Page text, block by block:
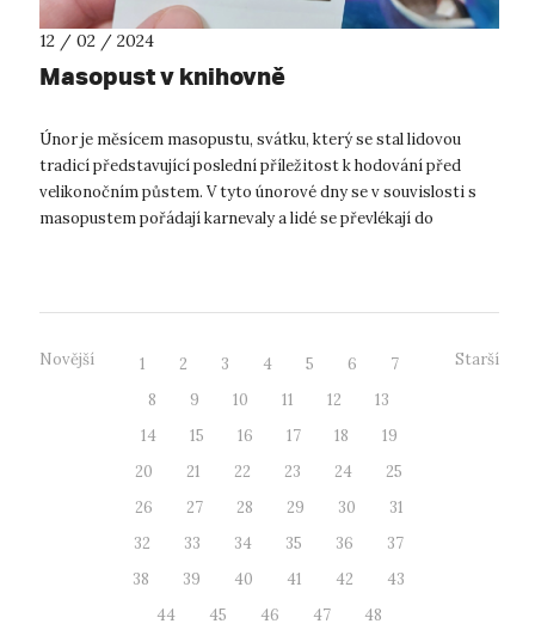
12 / 02 / 2024
Masopust v knihovně
Únor je měsícem masopustu, svátku, který se stal lidovou
tradicí představující poslední příležitost k hodování před
velikonočním půstem. V tyto únorové dny se v souvislosti s
masopustem pořádají karnevaly a lidé se převlékají do
Novější 1 2 3 4 5 6
7
8
9 10 11 12
13
14
15 16 17 18
19
20
21 22 23 24
25
26
27 28 29 30
31
32
33 34 35 36
37
38
39 40 41 42
43
44
45 46 47
48
Starší